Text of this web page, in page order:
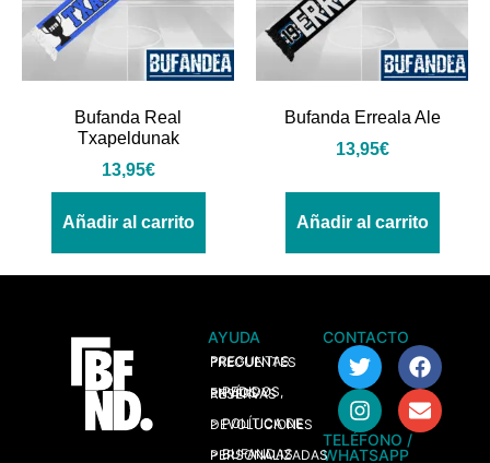
Bufanda Real
Txapeldunak
13,95€
Añadir al carrito
Bufanda Erreala Ale
13,95€
Añadir al carrito
AYUDA
> PREGUNTAS FRECUENTES
> PEDIDOS, ENVÍOS Y RESERVAS
> POLÍTICA DE DEVOLUCIONES
> BUFANDAS PERSONALIZADAS
CONTACTO
TELÉFONO /
WHATSAPP